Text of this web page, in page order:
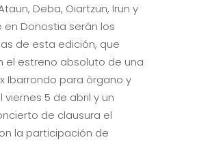
Deba, Oiartzun, Irun y
en Donostia serán los
de esta edición, que
el estreno absoluto de una
Ibarrondo para órgano y
viernes 5 de abril y un
de clausura el
la participación de